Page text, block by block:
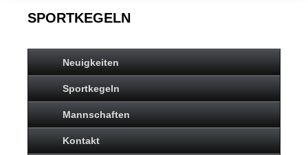
SPORTKEGELN
Neuigkeiten
Sportkegeln
Mannschaften
Kontakt